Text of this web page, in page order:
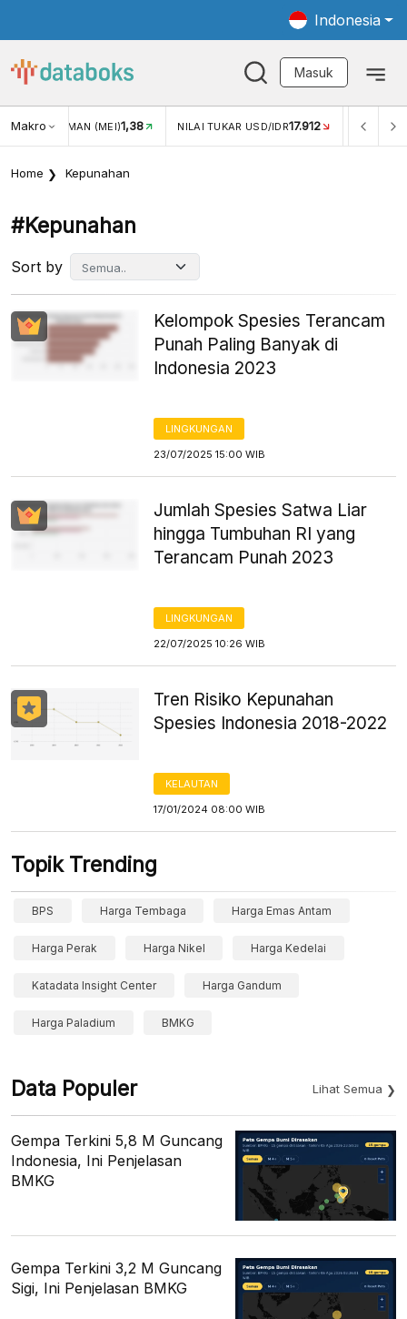
Indonesia
Masuk
MakroWISMAN (MEI)1,38 NILAI TUKAR USD/IDR17.912 INFLASI
Home Kepunahan
#kepunahan
Sort by
Kelompok Spesies Terancam
Punah Paling Banyak di
Indonesia 2023
LINGKUNGAN
23/07/2025 15:00 WIB
Jumlah Spesies Satwa Liar
hingga Tumbuhan RI yang
Terancam Punah 2023
LINGKUNGAN
22/07/2025 10:26 WIB
Tren Risiko Kepunahan
Spesies Indonesia 2018-2022
KELAUTAN
17/01/2024 08:00 WIB
Topik Trending
BPS Harga Tembaga Harga Emas Antam
Harga Perak Harga Nikel Harga Kedelai
Katadata Insight Center Harga Gandum
Harga Paladium BMKG
Data Populer Lihat Semua
Gempa Terkini 5,8 M Guncang
Indonesia, Ini Penjelasan
BMKG
Gempa Terkini 3,2 M Guncang
Sigi, Ini Penjelasan BMKG